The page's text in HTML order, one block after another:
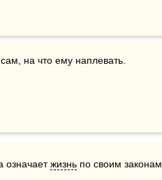
на что ему наплевать.
означает жизнь по своим законам.